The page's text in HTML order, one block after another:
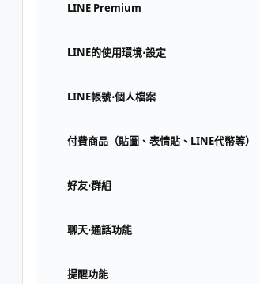
LINE Premium
LINE的使用環境⋅設定
LINE帳號⋅個人檔案
付費商品（貼圖、表情貼、LINE代幣等）
好友⋅群組
聊天⋅通話功能
提醒功能